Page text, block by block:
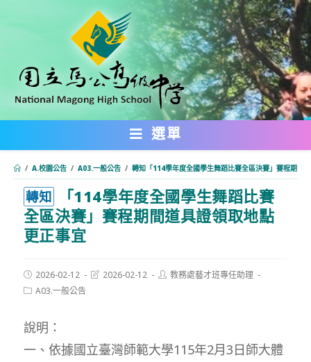
內
選單
/ A.校園公告 / A03.一般公告 / 轉知「114學年度全國學生舞蹈比賽全區決賽」賽程期間
轉知
「114學年度全國學生舞蹈比賽
全區決賽」賽程期間道具證領取地點
更正事宜
Post
published:
2026-02-12
Post2026-02-12
Post教務處藝才班專任助理
PostA03.一般公告
說明：
一、依據國立臺灣師範大學115年2月3日師大體